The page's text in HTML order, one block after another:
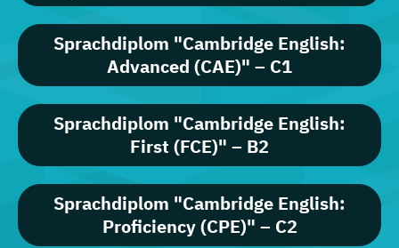
Sprachdiplom "Cambridge English:
Advanced (CAE)" – C1
Sprachdiplom "Cambridge English:
First (FCE)" – B2
Sprachdiplom "Cambridge English:
Proficiency (CPE)" – C2